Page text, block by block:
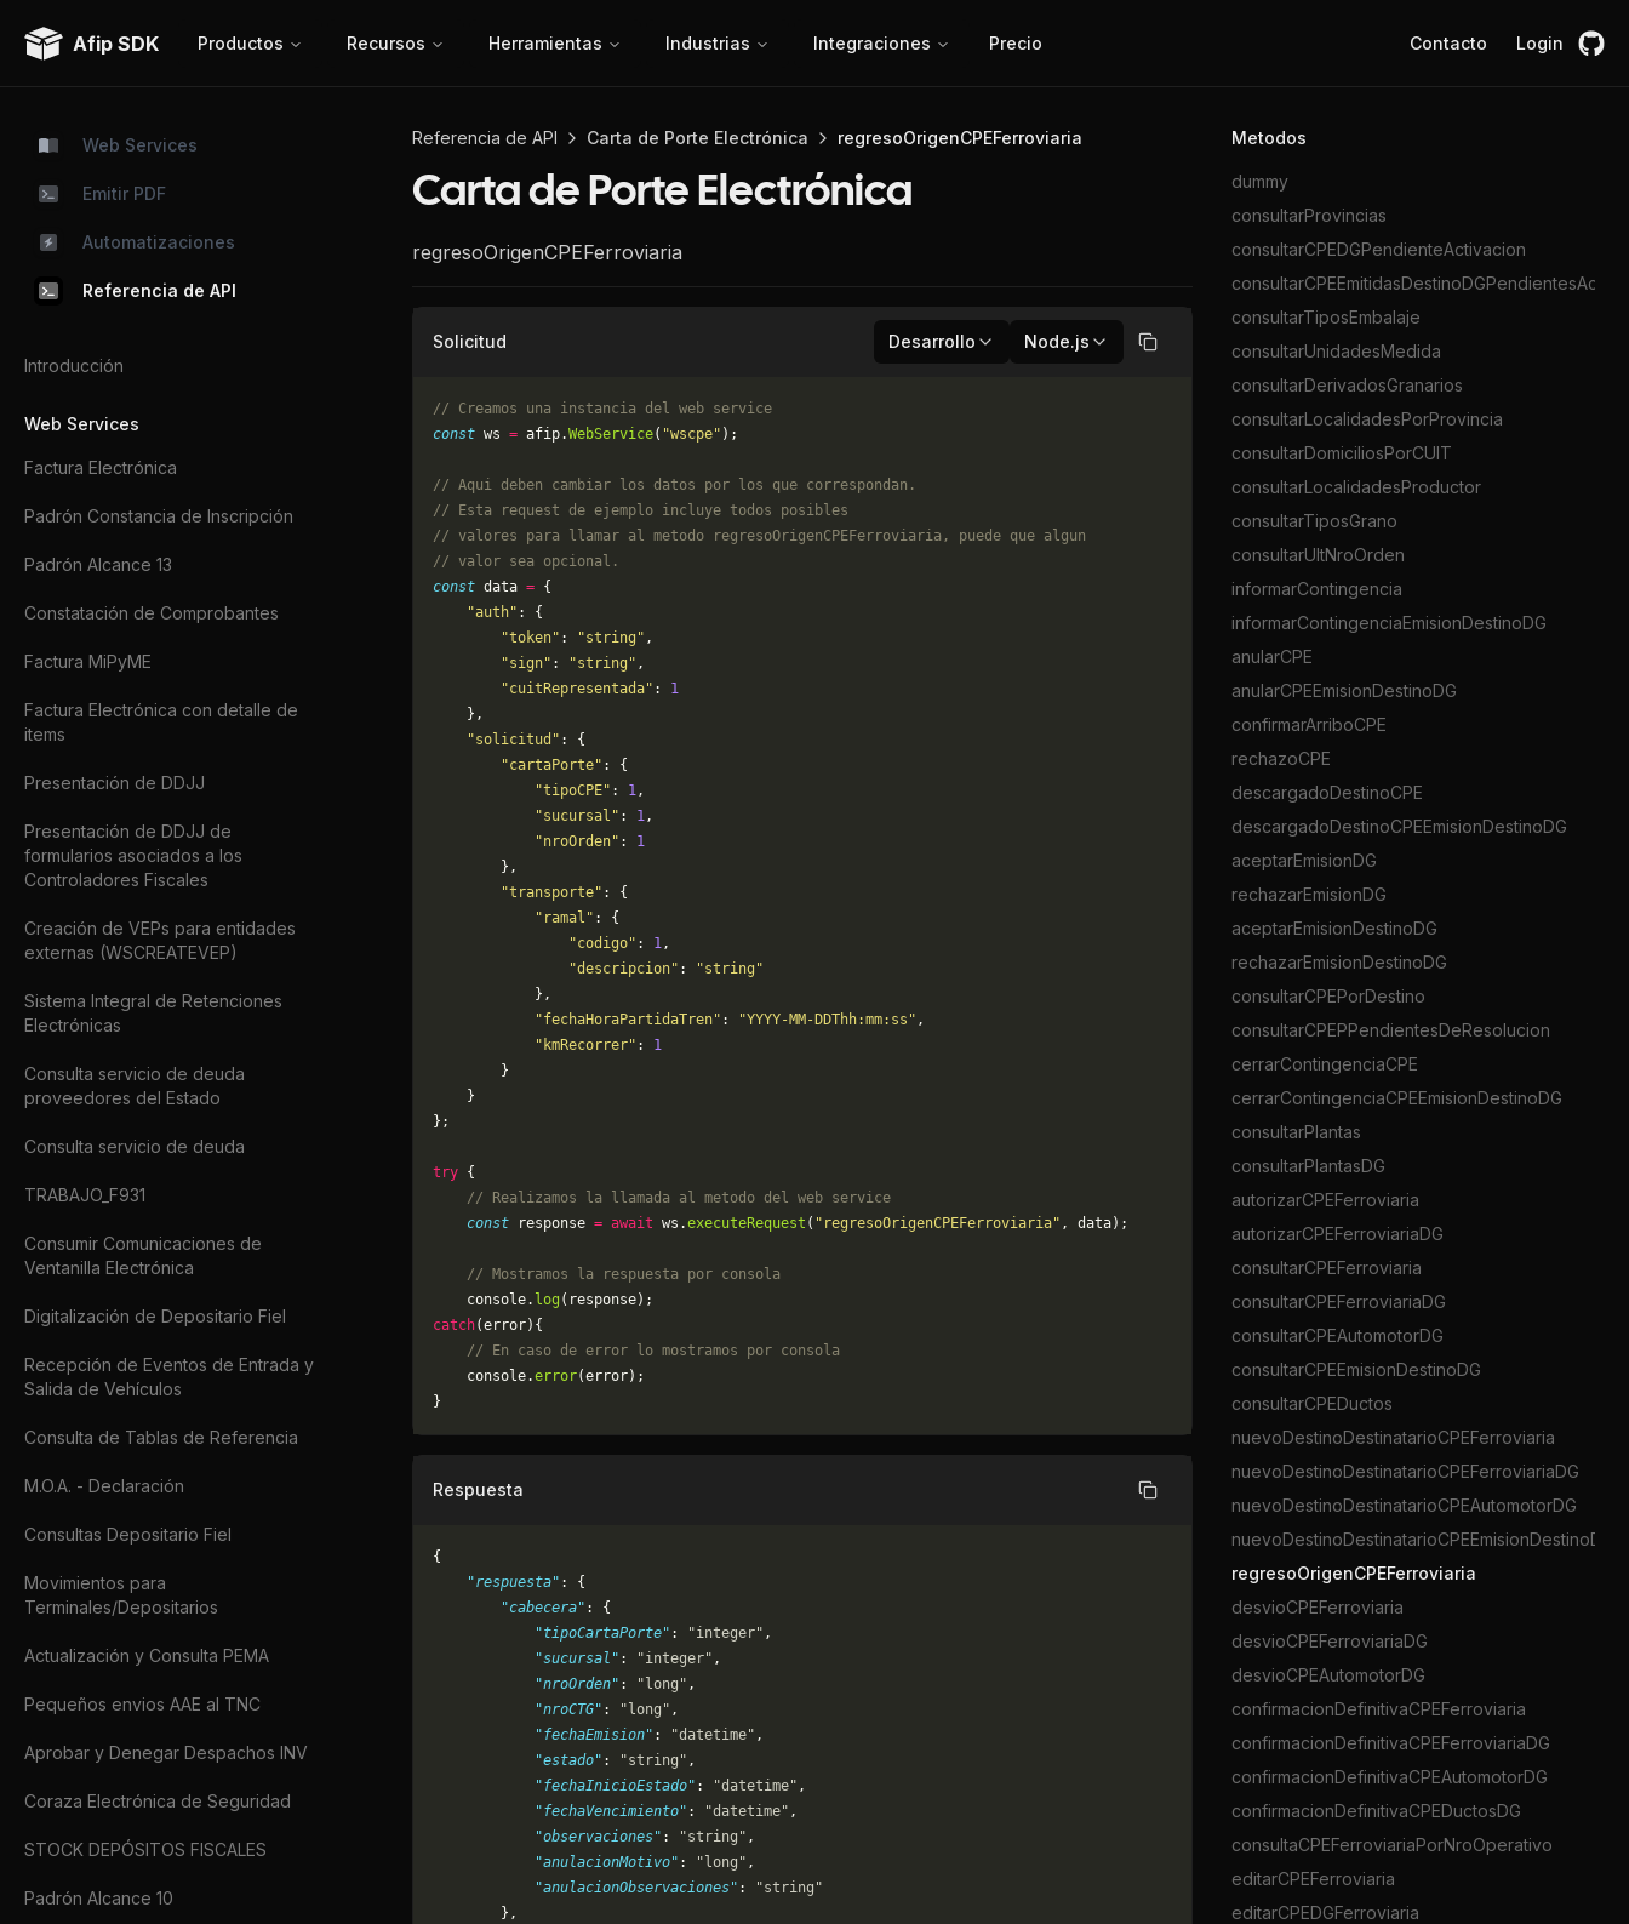
Afip SDK Productos Recursos Herramientas Industrias Integraciones Precio Contacto Login
Web Services
Emitir PDF
Automatizaciones
Referencia de API
Introducción
Web Services
Factura Electrónica
Padrón Constancia de Inscripción
Padrón Alcance 13
Constatación de Comprobantes
Factura MiPyME
Factura Electrónica con detalle de
items
Presentación de DDJJ
Presentación de DDJJ de
formularios asociados a los
Controladores Fiscales
Creación de VEPs para entidades
externas (WSCREATEVEP)
Sistema Integral de Retenciones
Electrónicas
Consulta servicio de deuda
proveedores del Estado
Consulta servicio de deuda
TRABAJO_F931
Consumir Comunicaciones de
Ventanilla Electrónica
Digitalización de Depositario Fiel
Recepción de Eventos de Entrada y
Salida de Vehículos
Consulta de Tablas de Referencia
M.O.A. - Declaración
Consultas Depositario Fiel
Movimientos para
Terminales/Depositarios
Actualización y Consulta PEMA
Pequeños envios AAE al TNC
Aprobar y Denegar Despachos INV
Coraza Electrónica de Seguridad
STOCK DEPÓSITOS FISCALES
Padrón Alcance 10
Referencia de API Carta de Porte Electrónica regresoOrigenCPEFerroviaria
Carta de Porte Electrónica
regresoOrigenCPEFerroviaria
Solicitud Desarrollo Node.js Copiar
// Creamos una instancia del web service
const ws = afip.WebService( "wscpe" );
// Aqui deben cambiar los datos por los que correspondan.
// Esta request de ejemplo incluye todos posibles
// valores para llamar al metodo regresoOrigenCPEFerroviaria, puede que algun
// valor sea opcional.
const data = {
    "auth"
: {
        "token"
: "string" ,
        "sign"
: "string" ,
        "cuitRepresentada"
: 1
    },
    "solicitud"
: {
        "cartaPorte"
: {
            "tipoCPE"
: 1,
            "sucursal"
: 1,
            "nroOrden"
: 1
        },
        "transporte"
: {
            "ramal"
: {
                "codigo"
: 1,
                "descripcion"
:
"string"
            },
            "fechaHoraPartidaTren"
: "YYYY-MM-DDThh:mm:ss" ,
            "kmRecorrer"
: 1
        }
    }
};
try {
    // Realizamos la llamada al metodo del web service
    const
response = await ws.executeRequest ( "regresoOrigenCPEFerroviaria" , data);
    // Mostramos la respuesta por consola
    console.
log (response);
catch(error){
    // En caso de error lo mostramos por consola
	console.
error(error);
}
Respuesta Copiar
{
    "respuesta"
: {
        "cabecera"
: {
            "tipoCartaPorte"
: "integer" ,
            "sucursal"
: "integer" ,
            "nroOrden"
: "long" ,
            "nroCTG"
: "long" ,
            "fechaEmision"
: "datetime" ,
            "estado"
: "string" ,
            "fechaInicioEstado"
: "datetime" ,
            "fechaVencimiento"
: "datetime" ,
            "observaciones"
: "string" ,
            "anulacionMotivo"
: "long" ,
            "anulacionObservaciones"
:
"string"
        },
Metodos
dummy
consultarProvincias
consultarCPEDGPendienteActivacion
consultarTiposEmbalaje
consultarUnidadesMedida
consultarDerivadosGranarios
consultarLocalidadesPorProvincia
consultarDomiciliosPorCUIT
consultarLocalidadesProductor
consultarTiposGrano
consultarUltNroOrden
informarContingencia
informarContingenciaEmisionDestinoDG
anularCPE
anularCPEEmisionDestinoDG
confirmarArriboCPE
rechazoCPE
descargadoDestinoCPE
descargadoDestinoCPEEmisionDestinoDG
aceptarEmisionDG
rechazarEmisionDG
aceptarEmisionDestinoDG
rechazarEmisionDestinoDG
consultarCPEPorDestino
consultarCPEPPendientesDeResolucion
cerrarContingenciaCPE
cerrarContingenciaCPEEmisionDestinoDG
consultarPlantas
consultarPlantasDG
autorizarCPEFerroviaria
autorizarCPEFerroviariaDG
consultarCPEFerroviaria
consultarCPEFerroviariaDG
consultarCPEAutomotorDG
consultarCPEEmisionDestinoDG
consultarCPEDuctos
nuevoDestinoDestinatarioCPEFerroviaria
nuevoDestinoDestinatarioCPEFerroviariaDG
nuevoDestinoDestinatarioCPEAutomotorDG
nuevoDestinoDestinatarioCPEEmisionDestinoDG
regresoOrigenCPEFerroviaria
desvioCPEFerroviaria
desvioCPEFerroviariaDG
desvioCPEAutomotorDG
confirmacionDefinitivaCPEFerroviaria
confirmacionDefinitivaCPEFerroviariaDG
confirmacionDefinitivaCPEAutomotorDG
confirmacionDefinitivaCPEDuctosDG
consultaCPEFerroviariaPorNroOperativo
editarCPEFerroviaria
editarCPEDGFerroviaria